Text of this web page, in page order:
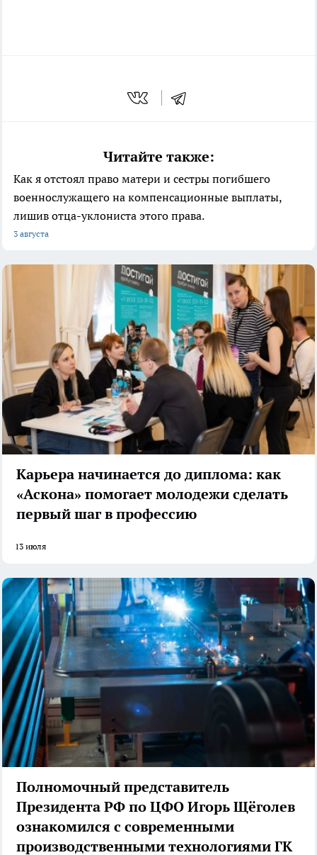
Читайте также:
Как я отстоял право матери и сестры погибшего
военнослужащего на компенсационные выплаты,
лишив отца-уклониста этого права.
3 августа
Карьера начинается до диплома: как
«Аскона» помогает молодежи сделать
первый шаг в профессию
13 июля
Полномочный представитель
Президента РФ по ЦФО Игорь Щёголев
ознакомился с современными
производственными технологиями ГК